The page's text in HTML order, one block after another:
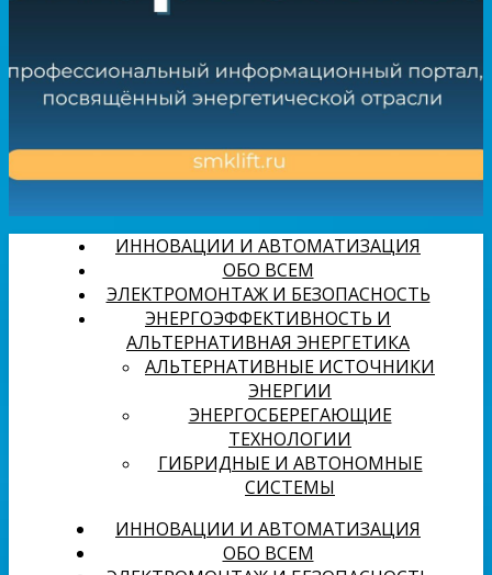
ИННОВАЦИИ И АВТОМАТИЗАЦИЯ
ОБО ВСЕМ
ЭЛЕКТРОМОНТАЖ И БЕЗОПАСНОСТЬ
ЭНЕРГОЭФФЕКТИВНОСТЬ И
АЛЬТЕРНАТИВНАЯ ЭНЕРГЕТИКА
АЛЬТЕРНАТИВНЫЕ ИСТОЧНИКИ
ЭНЕРГИИ
ЭНЕРГОСБЕРЕГАЮЩИЕ
ТЕХНОЛОГИИ
ГИБРИДНЫЕ И АВТОНОМНЫЕ
СИСТЕМЫ
ИННОВАЦИИ И АВТОМАТИЗАЦИЯ
ОБО ВСЕМ